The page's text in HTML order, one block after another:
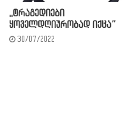
,,ტრაგედიები
ყოველდღიურობად იქცა”
30/07/2022